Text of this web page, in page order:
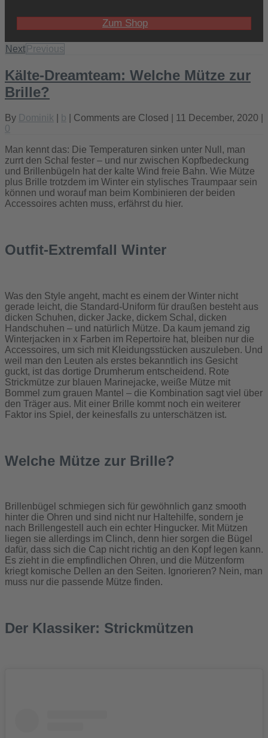
Zum Shop
Next Previous
Kälte-Dreamteam: Welche Mütze zur
Brille?
By Dominik b Comments are Closed
| 11 December, 2020 |
0
Man kennt das: Die Temperaturen sinken unter Null, man
zurrt den Schal fester – und nur zwischen Kopfbedeckung
und Brillenbügeln hat der kalte Wind freie Bahn. Wie Mütze
plus Brille trotzdem im Winter ein stylisches Traumpaar sein
können und worauf man beim Kombinieren der beiden
Accessoires achten muss, erfährst du hier.
Outfit-Extremfall Winter
Was den Style angeht, macht es einem der Winter nicht
gerade leicht, die Standard-Uniform für draußen besteht aus
dicken Schuhen, dicker Jacke, dickem Schal, dicken
Handschuhen – und natürlich Mütze. Da kaum jemand zig
Winterjacken in x Farben im Repertoire hat, bleiben nur die
Accessoires, um sich mit Kleidungsstücken auszuleben. Und
weil man den Leuten als erstes bekanntlich ins Gesicht
guckt, ist das dortige Drumherum entscheidend. Rote
Strickmütze zur blauen Marinejacke, weiße Mütze mit
Bommel zum grauen Mantel – die Kombination sagt viel über
den Träger aus. Mit einer Brille kommt noch ein weiterer
Faktor ins Spiel, der keinesfalls zu unterschätzen ist.
Welche Mütze zur Brille?
Brillenbügel schmiegen sich für gewöhnlich ganz smooth
hinter die Ohren und sind nicht nur Haltehilfe, sondern je
nach Brillengestell auch ein echter Hingucker. Mit Mützen
liegen sie allerdings im Clinch, denn hier sorgen die Bügel
dafür, dass sich die Cap nicht richtig an den Kopf legen kann.
Es zieht in die empfindlichen Ohren, und die Mützenform
kriegt komische Dellen an den Seiten. Ignorieren? Nein, man
muss nur die passende Mütze finden.
Der Klassiker: Strickmützen